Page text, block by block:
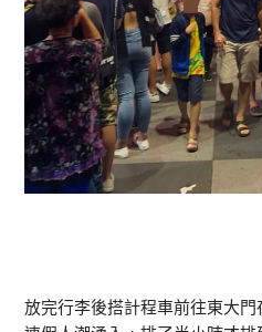
放完行李後搭計程車前往東大